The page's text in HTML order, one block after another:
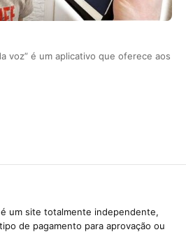
voz” é um aplicativo que oferece aos
é um site totalmente independente,
de pagamento para aprovação ou